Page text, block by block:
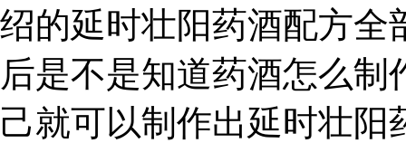
绍的延时壮阳药酒配方全
后是不是知道药酒怎么
己就可以制作出延时壮